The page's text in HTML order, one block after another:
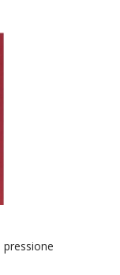
pressione